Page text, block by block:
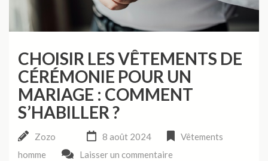
CHOISIR LES VÊTEMENTS DE
CÉRÉMONIE POUR UN
MARIAGE : COMMENT
S’HABILLER ?
Zozo 8 août 2024
Vêtements
homme
Laisser un commentaire